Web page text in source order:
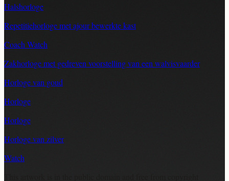
Halshorloge
Repetitiehorloge met ajour bewerkte kast
Coach Watch
Zakhorloge met gedreven voorstelling van een walvisvaarder
Horloge van goud
Horloge
Horloge
Horloge van zilver
Watch